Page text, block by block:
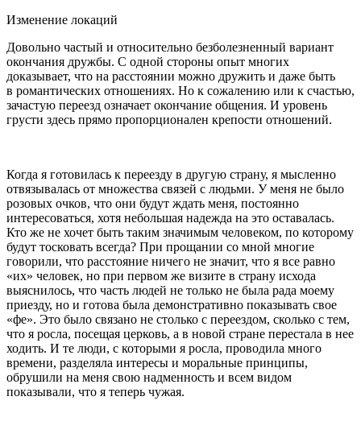
Изменение локаций
Довольно частый и относительно безболезненный вариант
окончания дружбы. С одной стороны опыт многих
доказывает, что на расстоянии можно дружить и даже быть
в романтических отношениях. Но к сожалению или к счастью,
зачастую переезд означает окончание общения. И уровень
грусти здесь прямо пропорционален крепости отношений.
Когда я готовилась к переезду в другую страну, я мысленно
отвязывалась от множества связей с людьми. У меня не было
розовых очков, что они будут ждать меня, постоянно
интересоваться, хотя небольшая надежда на это оставалась.
Кто же не хочет быть таким значимым человеком, по которому
будут тосковать всегда? При прощании со мной многие
говорили, что расстояние ничего не значит, что я все равно
«их» человек, но при первом же визите в страну исхода
выяснилось, что часть людей не только не была рада моему
приезду, но и готова была демонстративно показывать свое
«фе». Это было связано не столько с переездом, сколько с тем,
что я росла, посещая церковь, а в новой стране перестала в нее
ходить. И те люди, с которыми я росла, проводила много
времени, разделяла интересы и моральные принципы,
обрушили на меня свою надменность и всем видом
показывали, что я теперь чужая.